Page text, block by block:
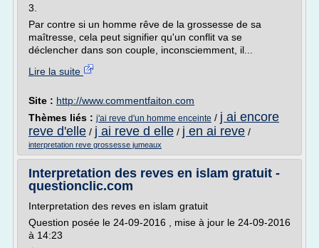
3.
Par contre si un homme rêve de la grossesse de sa
maîtresse, cela peut signifier qu'un conflit va se
déclencher dans son couple, inconsciemment, il...
Lire la suite
Site : http://www.commentfaiton.com
Thèmes liés : j'ai reve d'un homme enceinte / j ai encore
reve d'elle / j ai reve d elle / j en ai reve /
interpretation reve grossesse jumeaux
Interpretation des reves en islam gratuit -
questionclic.com
Interpretation des reves en islam gratuit
Question posée le 24-09-2016 , mise à jour le 24-09-2016
à 14:23